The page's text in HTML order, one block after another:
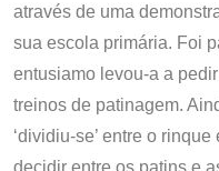
através de uma
sua escola primária. Foi
entusiamo levou-a a
treinos de patinagem.
‘dividiu-se’ entre o
decidir entre os patins e